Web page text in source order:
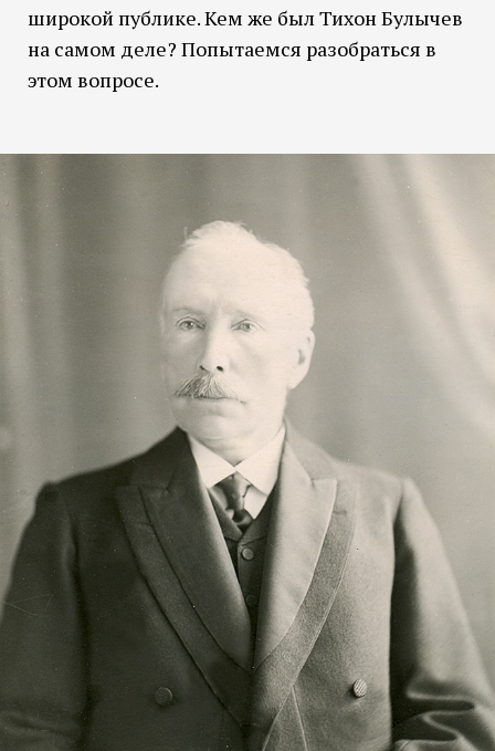
широкой публике. Кем же был Тихон Булычев
на самом деле? Попытаемся разобраться в
этом вопросе.